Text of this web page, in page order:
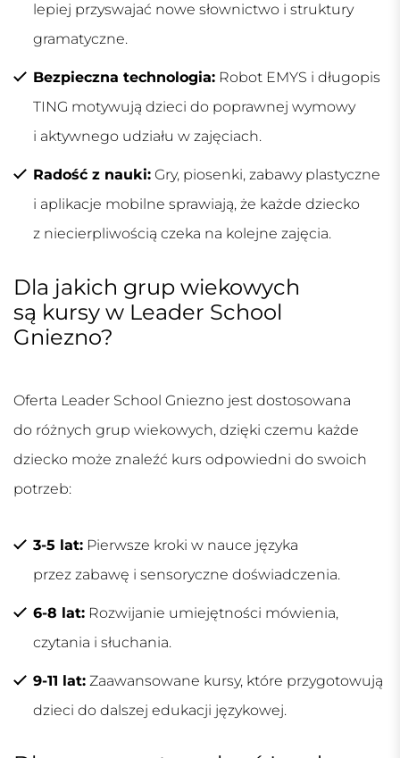
lepiej przyswajać nowe słownictwo i struktury
gramatyczne.
Bezpieczna technologia: Robot EMYS i długopis
TING motywują dzieci do poprawnej wymowy
i aktywnego udziału w zajęciach.
Radość z nauki: Gry, piosenki, zabawy plastyczne
i aplikacje mobilne sprawiają, że każde dziecko
z niecierpliwością czeka na kolejne zajęcia.
Dla jakich grup wiekowych
są kursy w Leader School
Gniezno?
Oferta Leader School Gniezno jest dostosowana
do różnych grup wiekowych, dzięki czemu każde
dziecko może znaleźć kurs odpowiedni do swoich
potrzeb:
3-5 lat: Pierwsze kroki w nauce języka
przez zabawę i sensoryczne doświadczenia.
6-8 lat: Rozwijanie umiejętności mówienia,
czytania i słuchania.
9-11 lat: Zaawansowane kursy, które przygotowują
dzieci do dalszej edukacji językowej.